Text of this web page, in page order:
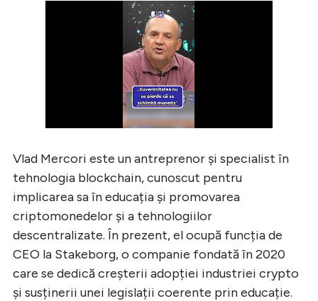
​Vlad Mercori este un antreprenor și specialist în
tehnologia blockchain, cunoscut pentru
implicarea sa în educația și promovarea
criptomonedelor și a tehnologiilor
descentralizate. În prezent, el ocupă funcția de
CEO la Stakeborg, o companie fondată în 2020
care se dedică creșterii adopției industriei crypto
și susținerii unei legislații coerente prin educație.